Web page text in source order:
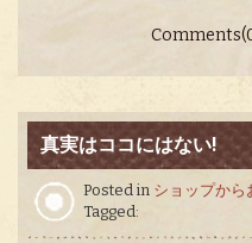
真実はココにはない!
Posted in ショップから
Tagged: